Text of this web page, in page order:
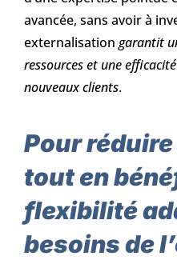
avancée, sans avoir à
externalisation garantit
ressources et une
nouveaux clients.
Pour
tout en
flexibilité
besoins de